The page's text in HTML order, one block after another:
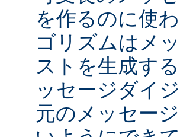
を作るのに使
ゴリズムはメ
ストを生成す
ッセージダイ
元のメッセー